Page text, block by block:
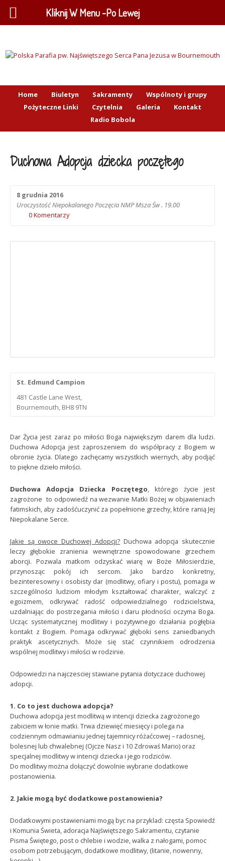
Home Biuletyn Sakramenty
Wspólnoty i grupy
Pożyteczne Linki
Czytelnia Galeria
Kontakt
Radio Bobola
Duchowa Adopcja dziecka poczętego
8 grudnia 2016
Uroczystość Niepokalanego Poczęcia NMP Msza Św . 19.00
0 Komentarzy
St. Edmund Campion
481 Castle Lane West,
Bournemouth, BH8 9TN
Dar Życia jest zaraz po miłości Boga największym darem dla ludzi.
Duchowa Adopcja jest zaproszeniem do współpracy z Bogiem w
obronie życia. Dlatego zachęcamy wszystkich wiernych, aby podjąć
to piękne dzieło miłości.
Duchowa Adopcja Dziecka Poczętego, którego życie jest
zagrożone to odpowiedź na wezwanie Matki Bożej w objawieniach
fatimskich, aby zadośćuczynić za popełnione grzechy, które ranią Jej
Niepokalane Serce.
Jakie są owoce Duchowej Adopcji?Duchowa adopcja skutecznie
leczy głębokie zranienia wewnętrzne spowodowane grzechem
aborcji. Pozwala matkom odzyskać wiarę w Boże Miłosierdzie,
przynosząc pokój ich sercom. Jako bardzo konkretny,
bezinteresowny i osobisty dar (modlitwy, ofiary i postu), pomaga w
szczególności ludziom młodym kształtować charakter, walczyć z
egoizmem, odkrywać radość odpowiedzialnego rodzicielstwa,
uzdalniając do postrzegania miłości i daru płodności oczyma Boga.
Ucząc systematycznej modlitwy i pozytywnego działania pogłębia
kontakt z Bogiem. Pomaga odkrywać głęboki sens zaniedbanych
praktyk ascetycznych. Może się stać czynnikiem odrodzenia
wspólnej modlitwy i miłości w rodzinie.
Odpowiedzi na najczesciej stawiane pytania dotyczace duchowej
adopcji.
1. Co to jest duchowa adopcja?
Duchowa adopcja jest modlitwą w intencji dziecka zagrożonego
zabiciem w łonie matki. Trwa dziewięć miesięcy i polega na
codziennym odmawianiu jednej tajemnicy różaćcowej – radosnej,
bolesnej lub chwalebnej (Ojcze Nasz i 10 Zdrowaś Mario) oraz
specjalnej modlitwy w intencji dziecka i jego rodziców.
Do modlitwy można dołączyć dowolnie wybrane dodatkowe
postanowienia.
2. Jakie mogą być dodatkowe postanowienia?
Dodatkowymi postawieniami mogą byc na przyklad: częsta Spowiedź
i Komunia Świeta, adoracja Najświętszego Sakramentu, czytanie
Pisma Świętego, post o chlebie i wodzie, walka z nałogami, pomoc
osobom potrzebującym, dodatkowe modlitwy, (litanie, nowenny,
Kliknij W Menu -Po Lewej